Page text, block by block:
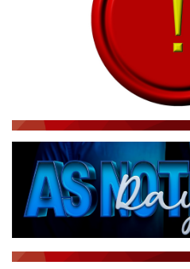
NOTÍCIAS AO MINUTO
ACONTECEU...VIROU MANCHETE!